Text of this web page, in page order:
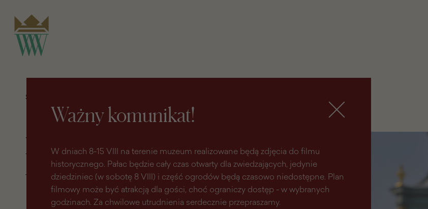
Ważny komunikat!
W dniach 8-15 VIII na terenie muzeum realizowane będą zdjęcia do filmu
historycznego. Pałac będzie cały czas otwarty dla zwiedzających, jedynie
dziedziniec (w sobotę 8 VIII) i część ogrodów będą czasowo niedostępne. Plan
filmowy może być atrakcją dla gości, choć ograniczy dostęp - w wybranych
godzinach. Za chwilowe utrudnienia serdecznie przepraszamy.
Strona główna
Ferie z pomysłem
moc propozycji dla pasjonatów